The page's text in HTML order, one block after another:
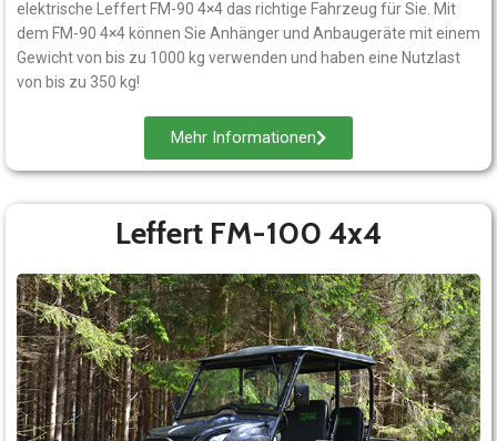
elektrische Leffert FM-90 4×4 das richtige Fahrzeug für Sie. Mit
dem FM-90 4×4 können Sie Anhänger und Anbaugeräte mit einem
Gewicht von bis zu 1000 kg verwenden und haben eine Nutzlast
von bis zu 350 kg!
Mehr Informationen
Leffert FM-100 4x4